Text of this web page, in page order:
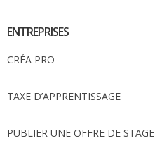
ENTREPRISES
CRÉA PRO
TAXE D’APPRENTISSAGE
PUBLIER UNE OFFRE DE STAGE